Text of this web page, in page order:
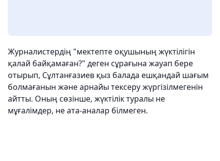
Журналистердің "мектепте оқушының жүктілігін
қалай байқамаған?" деген сұрағына жауап бере
отырып, Сұлтанғазиев қыз балада ешқандай шағым
болмағанын және арнайы тексеру жүргізілмегенін
айтты. Оның сөзінше, жүктілік туралы не
мұғалімдер, не ата-аналар білмеген.